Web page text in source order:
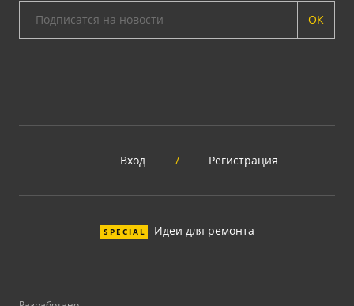
ОК
Вход / Регистрация
SPECIAL Идеи для ремонта